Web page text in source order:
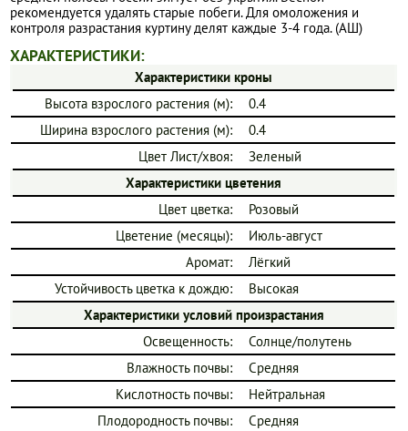
рекомендуется удалять старые побеги. Для омоложения и
контроля разрастания куртину делят каждые 3-4 года. (АШ)
ХАРАКТЕРИСТИКИ:
Характеристики кроны
Высота взрослого растения (м):
0.4
Ширина взрослого растения (м):
0.4
Цвет Лист/хвоя:
Зеленый
Характеристики цветения
Цвет цветка:
Розовый
Цветение (месяцы):
Июль-август
Аромат:
Лёгкий
Устойчивость цветка к дождю:
Высокая
Характеристики условий произрастания
Освещенность:
Солнце/полутень
Влажность почвы:
Средняя
Кислотность почвы:
Нейтральная
Плодородность почвы:
Средняя